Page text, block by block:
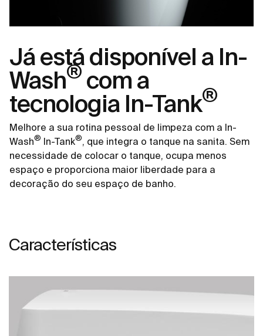
Já está disponível a In-
Wash® com a
tecnologia In-Tank®
Melhore a sua rotina pessoal de limpeza com a In-
Wash® In-Tank®, que integra o tanque na sanita. Sem
necessidade de colocar o tanque, ocupa menos
espaço e proporciona maior liberdade para a
decoração do seu espaço de banho.
Características